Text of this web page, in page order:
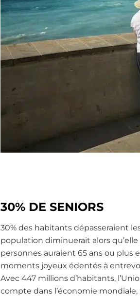
30% DE SENIORS
30% des habitants dépasseraient
population diminuerait alors
personnes auraient 65 ans ou plus
moments joyeux édentés à
Avec 447 millions d’habitants,
compte dans l’économie